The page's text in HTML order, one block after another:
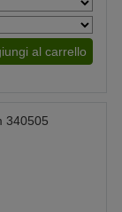
al carrello
340505